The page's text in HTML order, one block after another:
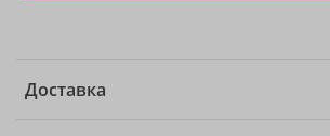
Доставка